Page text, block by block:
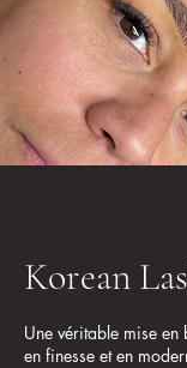
Korean
Une véritable mise
en finesse et en